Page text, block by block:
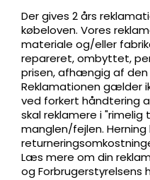
Der gives 2 års
købeloven. Vores
materiale og/eller
repareret, ombyttet,
prisen, afhængig af
Reklamationen gælder
ved forkert håndtering
skal reklamere i
manglen/fejlen.
Læs mere om din
og Forbrugerstyrelsens